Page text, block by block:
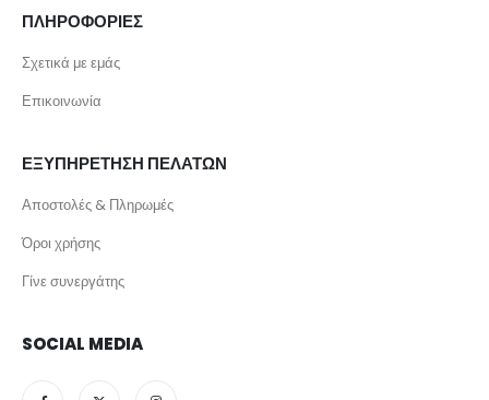
ΠΛΗΡΟΦΟΡΙΕΣ
Σχετικά με εμάς
Επικοινωνία
ΕΞΥΠΗΡΕΤΗΣΗ ΠΕΛΑΤΩΝ
Αποστολές & Πληρωμές
Όροι χρήσης
Γίνε συνεργάτης
SOCIAL MEDIA